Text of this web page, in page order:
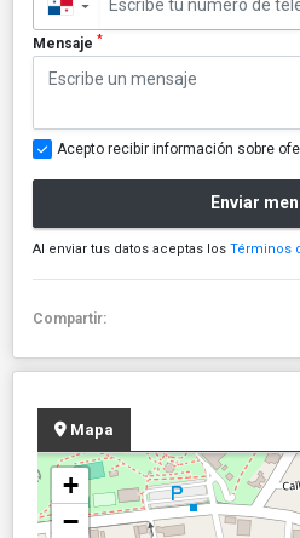
▼
Mensaje *
Acepto recibir información sobre
Enviar
Al enviar tus datos aceptas los Términos
Compartir:
Mapa
+
−